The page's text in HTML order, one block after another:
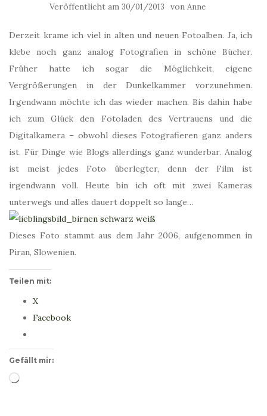
Veröffentlicht am 30/01/2013 von Anne
Derzeit krame ich viel in alten und neuen Fotoalben. Ja, ich
klebe noch ganz analog Fotografien in schöne Bücher.
Früher hatte ich sogar die Möglichkeit, eigene
Vergrößerungen in der Dunkelkammer vorzunehmen.
Irgendwann möchte ich das wieder machen. Bis dahin habe
ich zum Glück den Fotoladen des Vertrauens und die
Digitalkamera – obwohl dieses Fotografieren ganz anders
ist. Für Dinge wie Blogs allerdings ganz wunderbar. Analog
ist meist jedes Foto überlegter, denn der Film ist
irgendwann voll. Heute bin ich oft mit zwei Kameras
unterwegs und alles dauert doppelt so lange…
Dieses Foto stammt aus dem Jahr 2006, aufgenommen in
Piran, Slowenien.
Teilen mit:
X
Facebook
Gefällt mir:
Wird